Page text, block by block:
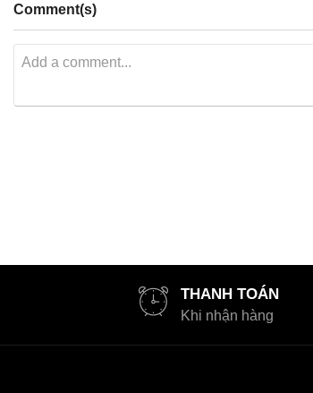
Comment(s)
THANH TOÁN
Khi nhận hàng